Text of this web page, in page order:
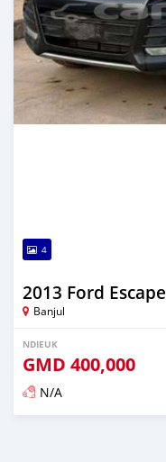
4
2013 Ford Escape
Banjul
NDIEUK
GMD 400,000
N/A